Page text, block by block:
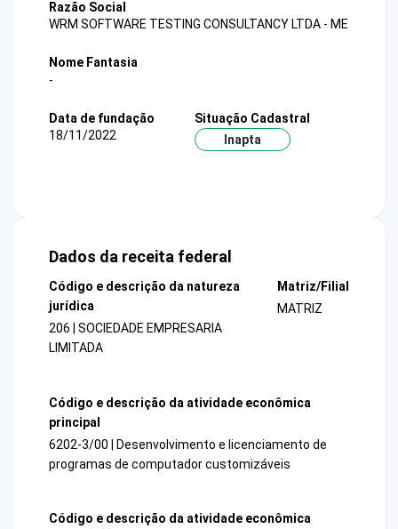
Razão Social
WRM SOFTWARE TESTING CONSULTANCY LTDA - ME
Nome Fantasia
-
Data de fundação
18/11/2022
Situação Cadastral
Inapta
Dados da receita federal
Código e descrição da natureza
jurídica
206 | SOCIEDADE EMPRESARIA
LIMITADA
Matriz/Filial
MATRIZ
Código e descrição da atividade econômica
principal
6202-3/00 | Desenvolvimento e licenciamento de
programas de computador customizáveis
Código e descrição da atividade econômica